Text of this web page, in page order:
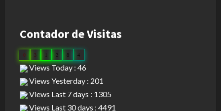
Contador de Visitas
0 3 1 8 4
Views Today : 46
Views Yesterday : 201
Views Last 7 days : 1305
Views Last 30 days : 4491